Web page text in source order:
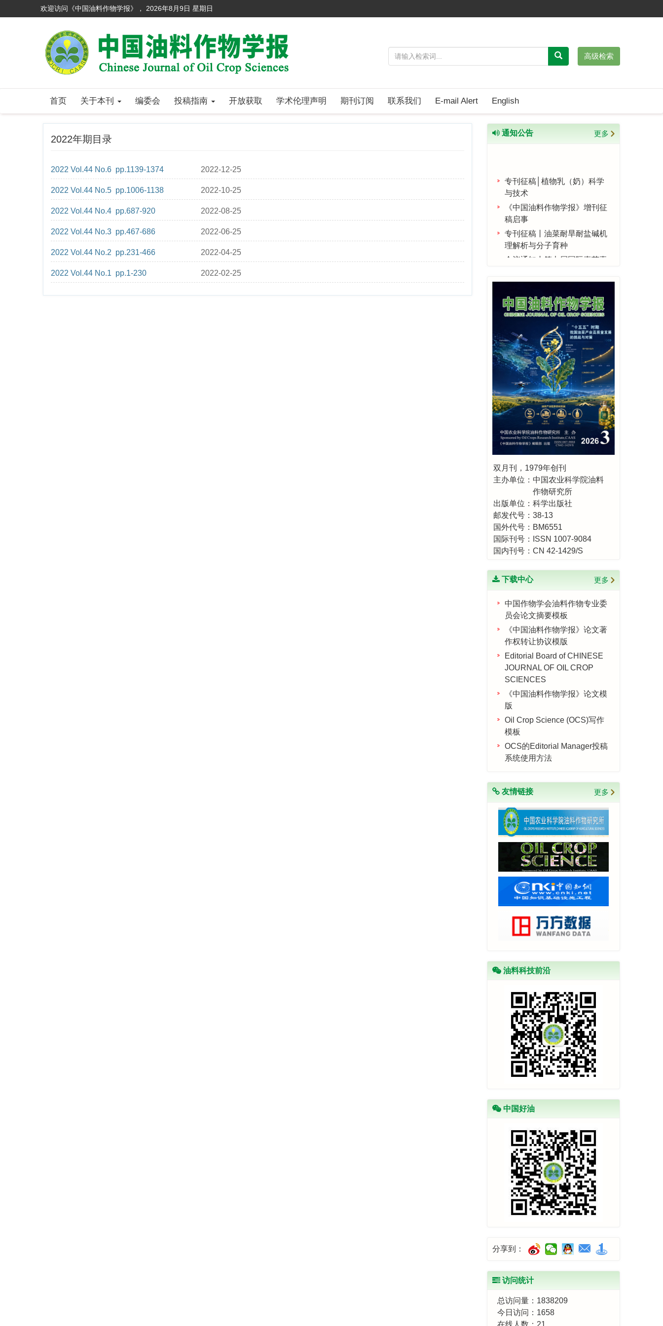
欢迎访问《中国油料作物学报》， 2026年8月9日 星期日
高级检索
首页 关于本刊 编委会 投稿指南 开放获取 学术伦理声明 期刊订阅 联系我们 E-mail Alert English
2022年期目录
2022 Vol.44 No.6 pp.1139-1374 2022-12-25
2022 Vol.44 No.5 pp.1006-1138 2022-10-25
2022 Vol.44 No.4 pp.687-920 2022-08-25
2022 Vol.44 No.3 pp.467-686 2022-06-25
2022 Vol.44 No.2 pp.231-466 2022-04-25
2022 Vol.44 No.1 pp.1-230 2022-02-25
通知公告 更多
专刊征稿│植物乳（奶）科学
与技术
《中国油料作物学报》增刊征
稿启事
专刊征稿丨油菜耐旱耐盐碱机
理解析与分子育种
会议通知丨第七届国际真菌毒
专辑征稿丨贵州油料产业高质
专辑征稿│油菜菌核病防控技
术研究
会议通知|第四届全国油菜生物
学学术研讨会第一轮正式通知
双月刊，1979年创刊
主办单位：中国农业科学院油料
作物研究所
出版单位：科学出版社
邮发代号：38-13
国外代号：BM6551
国际刊号：ISSN 1007-9084
国内刊号：CN 42-1429/S
下载中心 更多
中国作物学会油料作物专业委
员会论文摘要模板
《中国油料作物学报》论文著
作权转让协议模版
Editorial Board of CHINESE
JOURNAL OF OIL CROP
SCIENCES
《中国油料作物学报》论文模
版
Oil Crop Science (OCS)写作
模板
OCS的Editorial Manager投稿
系统使用方法
友情链接 更多
油料科技前沿
中国好油
分享到：
访问统计
总访问量： 1838209
今日访问： 1658
在线人数： 21